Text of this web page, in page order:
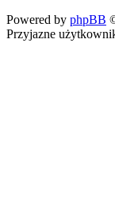
Powered by phpBB
Przyjazne